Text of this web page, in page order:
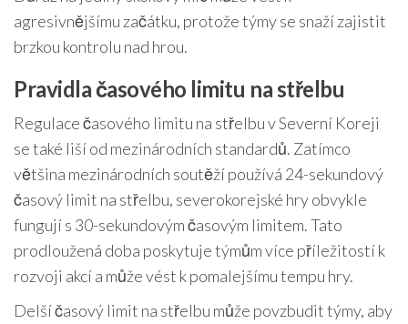
agresivnějšímu začátku, protože týmy se snaží zajistit
brzkou kontrolu nad hrou.
Pravidla časového limitu na střelbu
Regulace časového limitu na střelbu v Severní Koreji
se také liší od mezinárodních standardů. Zatímco
většina mezinárodních soutěží používá 24-sekundový
časový limit na střelbu, severokorejské hry obvykle
fungují s 30-sekundovým časovým limitem. Tato
prodloužená doba poskytuje týmům více příležitostí k
rozvoji akcí a může vést k pomalejšímu tempu hry.
Delší časový limit na střelbu může povzbudit týmy, aby